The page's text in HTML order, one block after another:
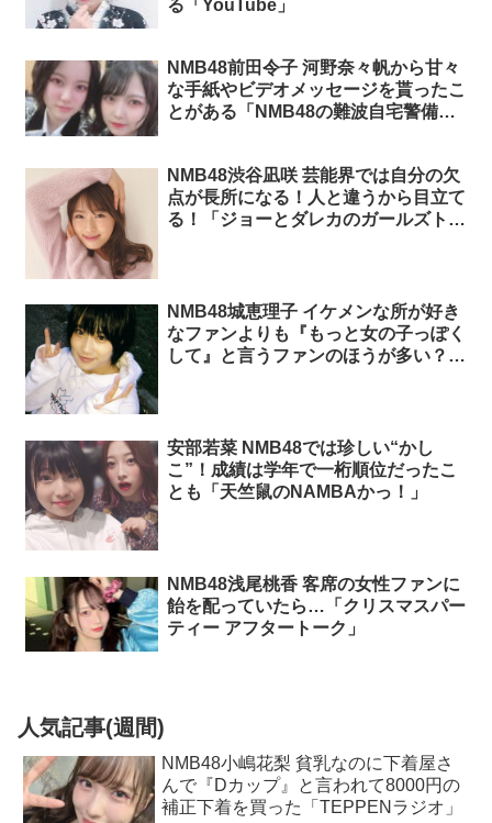
る「YouTube」
NMB48前田令子 河野奈々帆から甘々
な手紙やビデオメッセージを貰ったこ
とがある「NMB48の難波自宅警備
NMB48渋谷凪咲 芸能界では自分の欠
点が長所になる！人と違うから目立て
る！「ジョーとダレカのガールズトー
NMB48城恵理子 イケメンな所が好き
なファンよりも『もっと女の子っぽく
して』と言うファンのほうが多い？
安部若菜 NMB48では珍しい“かし
こ”！成績は学年で一桁順位だったこ
とも「天竺鼠のNAMBAかっ！」
NMB48浅尾桃香 客席の女性ファンに
飴を配っていたら…「クリスマスパー
ティー アフタートーク」
人気記事(週間)
NMB48小嶋花梨 貧乳なのに下着屋さ
んで『Dカップ』と言われて8000円の
補正下着を買った「TEPPENラジオ」